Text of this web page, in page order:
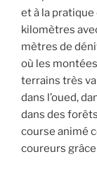
et à la pratique
kilomètres
mètres de
où les
terrains très
dans l’oued,
dans des
course animé
coureurs